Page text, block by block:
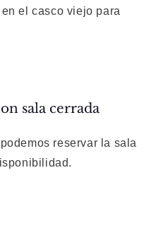
el casco viejo para
sala cerrada
reservar la sala